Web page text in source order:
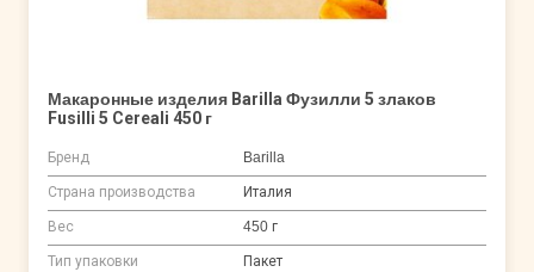
Макаронные изделия Barilla Фузилли 5 злаков
Fusilli 5 Cereali 450 г
Бренд Barilla
Страна производства Италия
Вес 450 г
Тип упаковки Пакет